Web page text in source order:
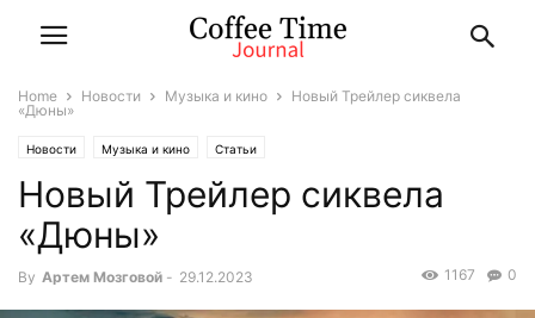
Home Новости Музыка и кино
Новый Трейлер сиквела
«Дюны»
Новости Музыка и кино Статьи
Новый Трейлер сиквела
«Дюны»
By Артем Мозговой - 29.12.2023 0
1167